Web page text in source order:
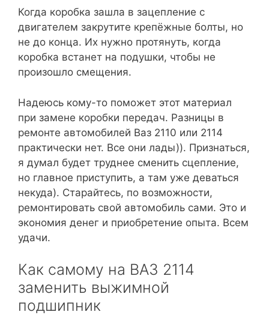
Когда коробка зашла в зацепление с
двигателем закрутите крепёжные болты, но
не до конца. Их нужно протянуть, когда
коробка встанет на подушки, чтобы не
произошло смещения.
Надеюсь кому-то поможет этот материал
при замене коробки передач. Разницы в
ремонте автомобилей Ваз 2110 или 2114
практически нет. Все они лады)). Признаться,
я думал будет труднее сменить сцепление,
но главное приступить, а там уже деваться
некуда). Старайтесь, по возможности,
ремонтировать свой автомобиль сами. Это и
экономия денег и приобретение опыта. Всем
удачи.
Как самому на ВАЗ 2114
заменить выжимной
подшипник